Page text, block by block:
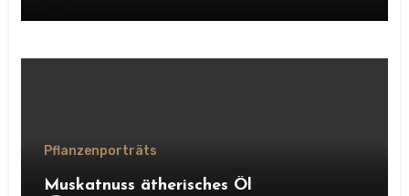
Pflanzenporträts
Muskatnuss ätherisches Öl